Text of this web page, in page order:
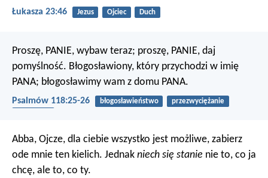
Łukasza 23:46 Jezus Ojciec Duch
Proszę, PANIE, wybaw teraz; proszę, PANIE, daj
pomyślność. Błogosławiony, który przychodzi w imię
PANA; błogosławimy wam z domu PANA.
Psalmów 118:25-26 błogosławieństwo
przezwyciężanie
Abba, Ojcze, dla ciebie wszystko jest możliwe, zabierz
ode mnie ten kielich. Jednak niech się stanie nie to, co ja
chcę, ale to, co ty.